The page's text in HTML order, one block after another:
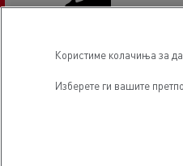
Distribution
Користиме колачиња за
Изберете ги вашите